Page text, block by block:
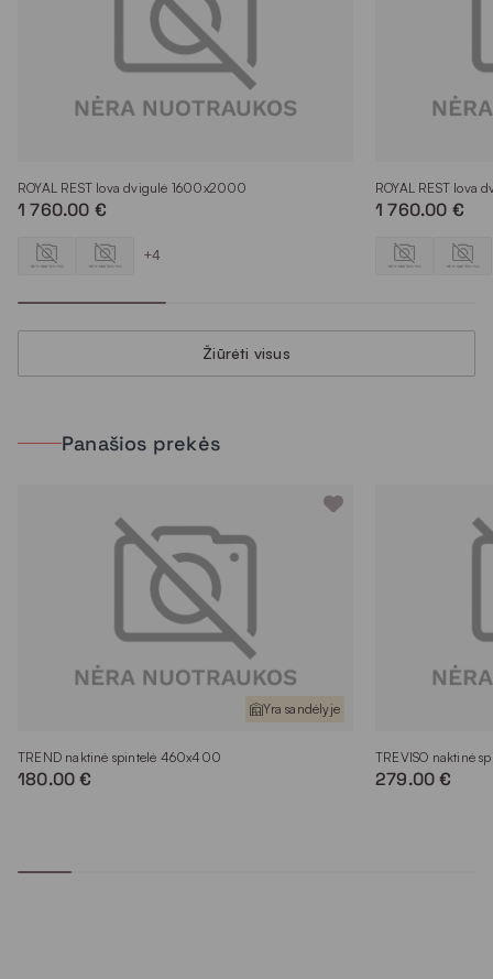
ROYAL REST lova dvigulė 1600x2000
1 760.00 €
+4
ROYAL REST
1 760.00 €
Žiūrėti visus
Panašios prekės
Yra sandėlyje
TREND naktinė spintelė 460x400
180.00 €
TREVISO naktinė
279.00 €